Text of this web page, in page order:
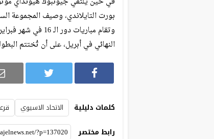
بورت التايلاندي، وصيف المجموعة
النهائي في أبريل، على أن تُختتم البطولة
كلمات دليلية الاتحاد الاسيوي
رابط مختصر